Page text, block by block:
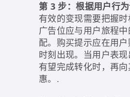
第 3 步：根据用户行
有效的变现需要把握时
广告位应与用户旅程
配。购买提示应在用
时刻出现。当用户表现
有望完成转化时，再
惠。.